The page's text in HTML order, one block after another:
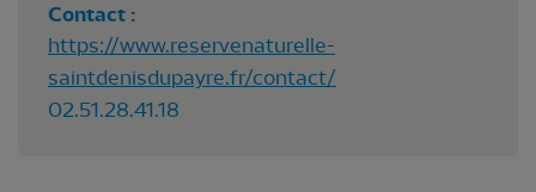
Contact :
https://www.reservenaturelle-
saintdenisdupayre.fr/contact/
02.51.28.41.18